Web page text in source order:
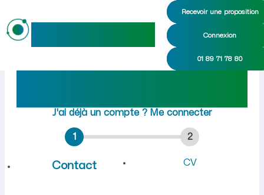
Recevoir une proposition
Connexion
01 89 71 78 80
Emploi à Saint-Mard
Rejoindre maideoàSaint-
J'ai déjà un compte ? Me connecter
1
Contact
2
CV